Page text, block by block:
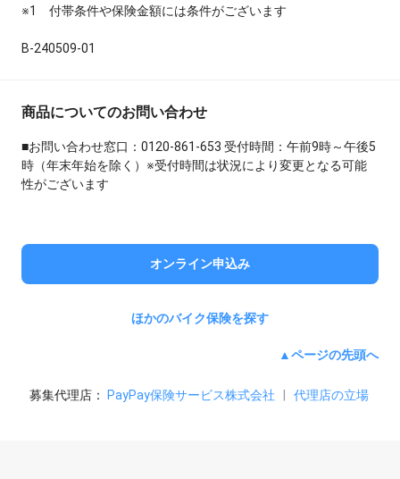
※1 付帯条件や保険金額には条件がございます
B-240509-01
商品についてのお問い合わせ
■お問い合わせ窓口：0120-861-653 受付時間：午前9時～午後5
時（年末年始を除く）※受付時間は状況により変更となる可能
性がございます
オンライン申込み
ほかのバイク保険を探す
▲ページの先頭へ
募集代理店： PayPay保険サービス株式会社 代理店の立場